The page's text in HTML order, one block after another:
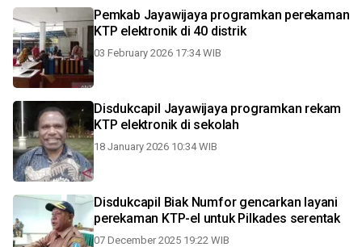
Pemkab Jayawijaya programkan perekaman
KTP elektronik di 40 distrik
03 February 2026 17:34 WIB
Disdukcapil Jayawijaya programkan rekam
KTP elektronik di sekolah
18 January 2026 10:34 WIB
Disdukcapil Biak Numfor gencarkan layani
perekaman KTP-el untuk Pilkades serentak
07 December 2025 19:22 WIB